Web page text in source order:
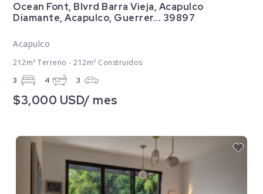
Ocean Font, Blvrd Barra Vieja, Acapulco
Diamante, Acapulco, Guerrer... 39897
Acapulco
212m² Terreno - 212m² Construidos
3 4 3
$3,000 USD/ mes